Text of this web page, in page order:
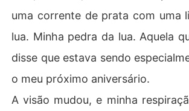
uma corrente de prata com uma
lua. Minha pedra da lua. Aquela
disse que estava sendo
o meu próximo aniversário.
A visão mudou, e minha